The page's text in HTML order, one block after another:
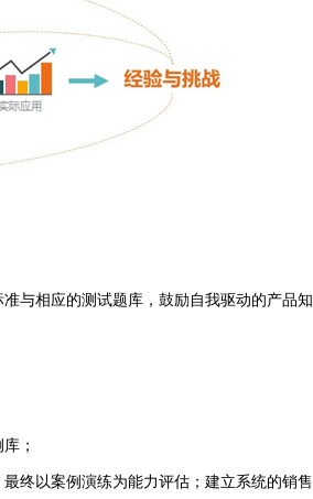
与相应的测试题库，鼓励自我驱动的产品知
；
终以案例演练为能力评估；建立系统的销售